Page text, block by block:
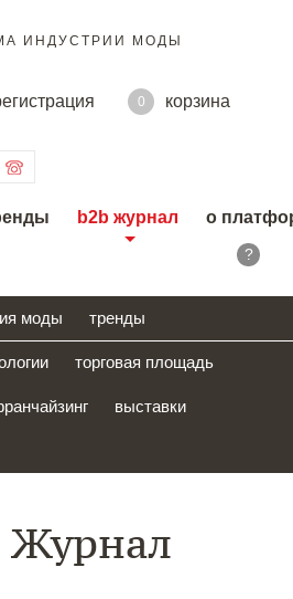
ИНДУСТРИИ МОДЫ
0
корзина
b2b журнал о
?
моды тренды
торговая площадь
выставки
Журнал